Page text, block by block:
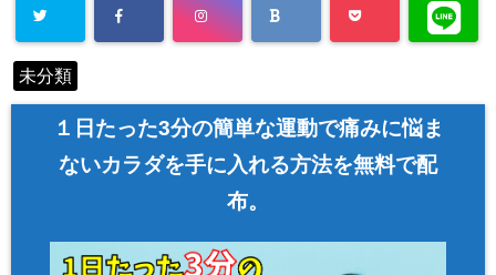
未分類
１日たった3分の簡単な運動で痛みに悩ま
ないカラダを手に入れる方法を無料で配
布。